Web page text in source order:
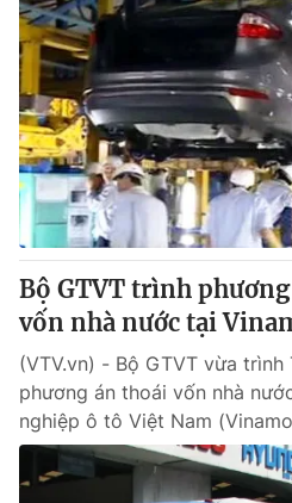
Bộ GTVT trình
vốn nhà nước tại
(VTV.vn) - Bộ GTVT vừa
phương án thoái vốn nhà
nghiệp ô tô Việt Nam